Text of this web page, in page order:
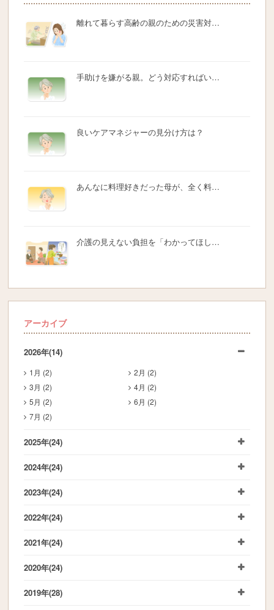
離れて暮らす高齢の親のための災害対…
手助けを嫌がる親。どう対応すればい…
良いケアマネジャーの見分け方は？
あんなに料理好きだった母が、全く料…
介護の見えない負担を「わかってほし…
アーカイブ
2026年(14)
1月 (2)
2月 (2)
3月 (2)
4月 (2)
5月 (2)
6月 (2)
7月 (2)
2025年(24)
2024年(24)
2023年(24)
2022年(24)
2021年(24)
2020年(24)
2019年(28)